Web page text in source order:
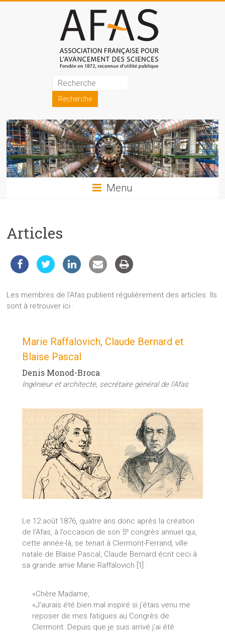
Association
française
pour
l'avancement
des
sciences
les
et
les
auprès
du
Menu
Articles
Les membres de l’Afas publient régulièrement des articles. Ils
sont à retrouver ici :
Marie Raffalovich, Claude Bernard et
Blaise Pascal
Denis Monod-Broca
Ingénieur et architecte, secrétaire général de l'Afas
Le 12 août 1876, quatre ans donc après la création
de l’Afas, à l’occasion de son 5econgrès annuel qui,
cette année-là, se tenait à Clermont-Ferrand, ville
natale de Blaise Pascal, Claude Bernard écrit ceci à
sa grande amie Marie Raffalovich [1] :
«Chère Madame,
«J'aurais été bien mal inspiré si j'étais venu me
reposer de mes fatigues au Congrès de
Clermont. Depuis que je suis arrivé j'ai été